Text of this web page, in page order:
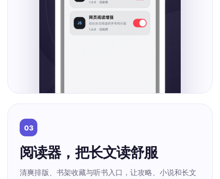
03
阅读器，把长文读舒服
清爽排版、书架收藏与听书入口，让攻略、小说和长文